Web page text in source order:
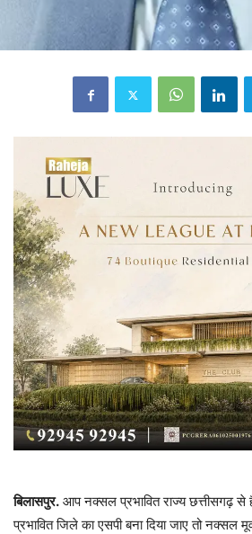
बिलासपुर. आप नक्सल प्रभावित राज्य छत्तीसगढ़
प्रभावित जिले का एसपी बना दिया जाए तो